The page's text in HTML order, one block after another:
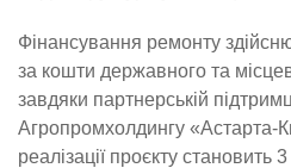
Фінансування ремонту
за кошти державного та
завдяки партнерській
Агропромхолдингу «Астарта-
реалізації проєкту становить